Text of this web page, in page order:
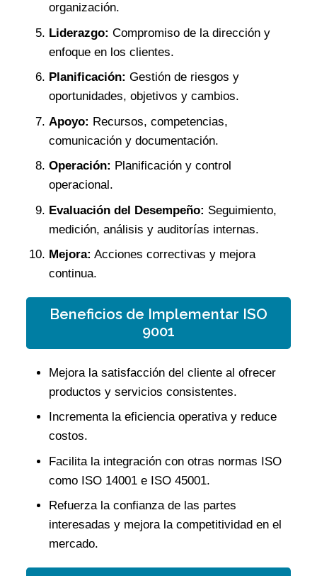
organización.
Liderazgo: Compromiso de la dirección y
enfoque en los clientes.
Planificación: Gestión de riesgos y
oportunidades, objetivos y cambios.
Apoyo: Recursos, competencias,
comunicación y documentación.
Operación: Planificación y control
operacional.
Evaluación del Desempeño: Seguimiento,
medición, análisis y auditorías internas.
Mejora: Acciones correctivas y mejora
continua.
Beneficios de Implementar ISO
9001
Mejora la satisfacción del cliente al ofrecer
productos y servicios consistentes.
Incrementa la eficiencia operativa y reduce
costos.
Facilita la integración con otras normas ISO
como ISO 14001 e ISO 45001.
Refuerza la confianza de las partes
interesadas y mejora la competitividad en el
mercado.